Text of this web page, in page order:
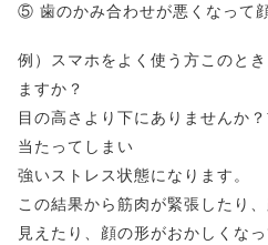
⑤ 歯のかみ合わせが悪くなって
例）スマホをよく使う方このと
ますか？
目の高さより下にありませんか
当たってしまい
強いストレス状態になります。
この結果から筋肉が緊張したり
見えたり、顔の形がおかしくなっ